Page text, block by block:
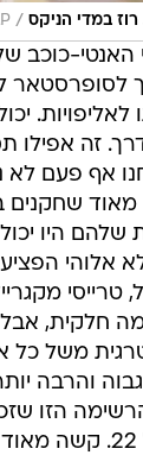
/
האנטי-כוכב
לסופרסטאר
לאליפויות.
זה אפילו
אף פעם לא
שחקנים
שלהם היו
אלוהי
טרייסי
חלקית,
משל כל
גבוה והרבה
עשה את זה בגיל